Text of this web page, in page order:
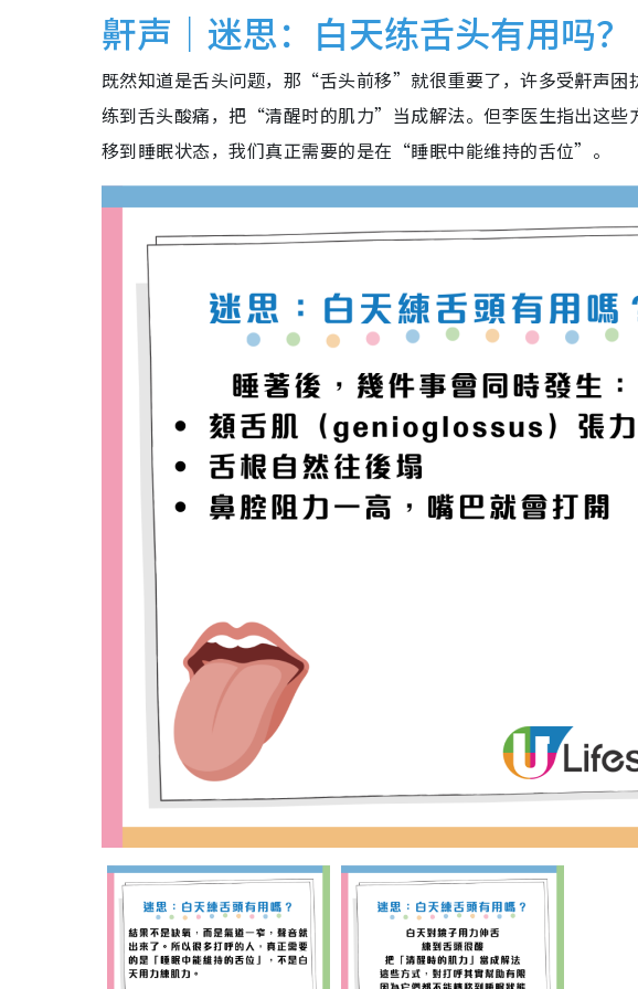
鼾声｜迷思：白天练舌头有用吗？
既然知道是舌头问题，那“舌头前移”就很重要了，许多受鼾声困
练到舌头酸痛，把“清醒时的肌力”当成解法。但李医生指出这些
移到睡眠状态，我们真正需要的是在“睡眠中能维持的舌位”。